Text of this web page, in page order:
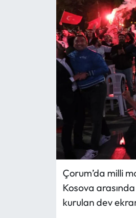
Çorum’da milli
Kosova
kurulan dev
Ekonomi
İskilip Haberleri
Kargı Haberleri
Laçin Haberleri